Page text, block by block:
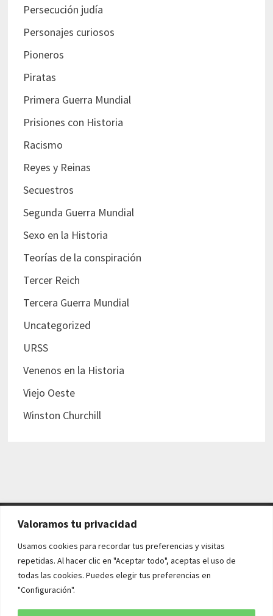
Valoramos tu privacidad
Usamos cookies para recordar tus preferencias y visitas
repetidas. Al hacer clic en "Aceptar todo", aceptas el uso de
todas las cookies. Puedes elegir tus preferencias en
"Configuración".
Persecución judía
Personajes curiosos
Pioneros
Piratas
Primera Guerra Mundial
Prisiones con Historia
Racismo
Reyes y Reinas
Secuestros
Segunda Guerra Mundial
Sexo en la Historia
Teorías de la conspiración
Tercer Reich
Tercera Guerra Mundial
Uncategorized
URSS
Venenos en la Historia
Viejo Oeste
Winston Churchill
AVISO LEGAL Y POLÍTICAS
Aviso legal
Política de cookies